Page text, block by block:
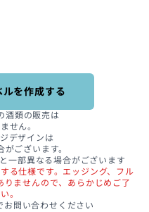
を作成する
酒類の販売は
せん。
デザインは
ございます。
一部異なる場合がございます
る仕様です。エッジング、フル
ませんので、あらかじめご了
。
問い合わせください